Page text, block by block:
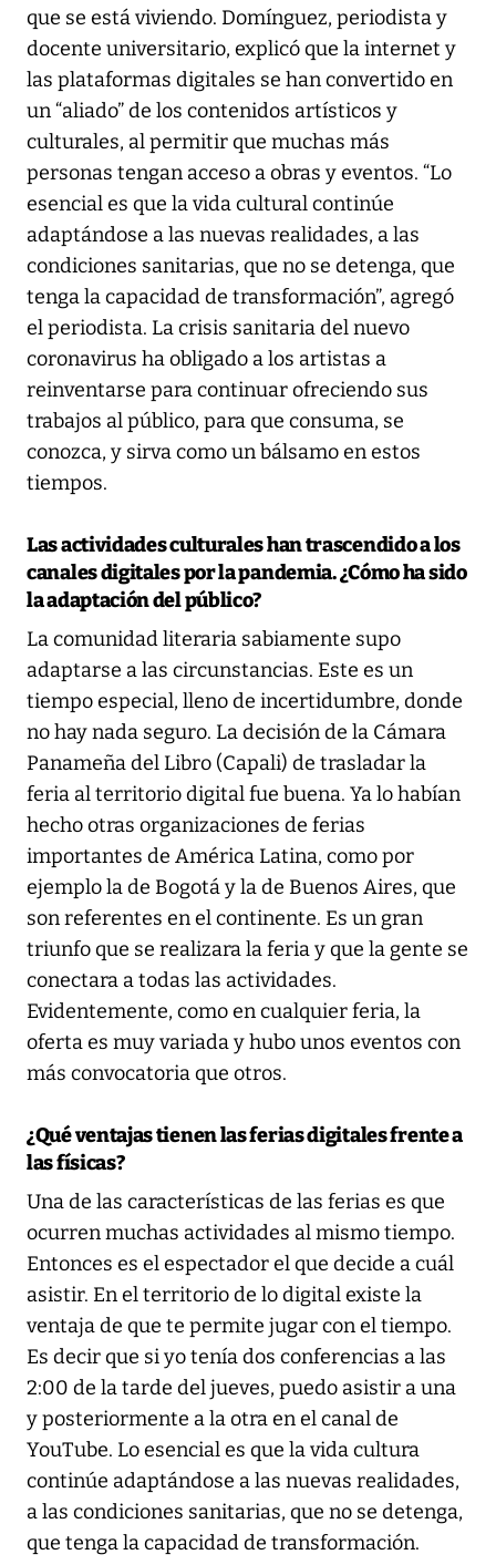
que se está viviendo. Domínguez, periodista y
docente universitario, explicó que la internet y
las plataformas digitales se han convertido en
un “aliado” de los contenidos artísticos y
culturales, al permitir que muchas más
personas tengan acceso a obras y eventos. “Lo
esencial es que la vida cultural continúe
adaptándose a las nuevas realidades, a las
condiciones sanitarias, que no se detenga, que
tenga la capacidad de transformación”, agregó
el periodista. La crisis sanitaria del nuevo
coronavirus ha obligado a los artistas a
reinventarse para continuar ofreciendo sus
trabajos al público, para que consuma, se
conozca, y sirva como un bálsamo en estos
tiempos.
Las actividades culturales han trascendido a los
canales digitales por la pandemia. ¿Cómo ha sido
la adaptación del público?
La comunidad literaria sabiamente supo
adaptarse a las circunstancias. Este es un
tiempo especial, lleno de incertidumbre, donde
no hay nada seguro. La decisión de la Cámara
Panameña del Libro (Capali) de trasladar la
feria al territorio digital fue buena. Ya lo habían
hecho otras organizaciones de ferias
importantes de América Latina, como por
ejemplo la de Bogotá y la de Buenos Aires, que
son referentes en el continente. Es un gran
triunfo que se realizara la feria y que la gente se
conectara a todas las actividades.
Evidentemente, como en cualquier feria, la
oferta es muy variada y hubo unos eventos con
más convocatoria que otros.
¿Qué ventajas tienen las ferias digitales frente a
las físicas?
Una de las características de las ferias es que
ocurren muchas actividades al mismo tiempo.
Entonces es el espectador el que decide a cuál
asistir. En el territorio de lo digital existe la
ventaja de que te permite jugar con el tiempo.
Es decir que si yo tenía dos conferencias a las
2:00 de la tarde del jueves, puedo asistir a una
y posteriormente a la otra en el canal de
YouTube. Lo esencial es que la vida cultura
continúe adaptándose a las nuevas realidades,
a las condiciones sanitarias, que no se detenga,
que tenga la capacidad de transformación.